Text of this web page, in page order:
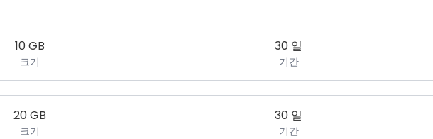
10GB
크기
30 일
기간
20GB
크기
30 일
기간